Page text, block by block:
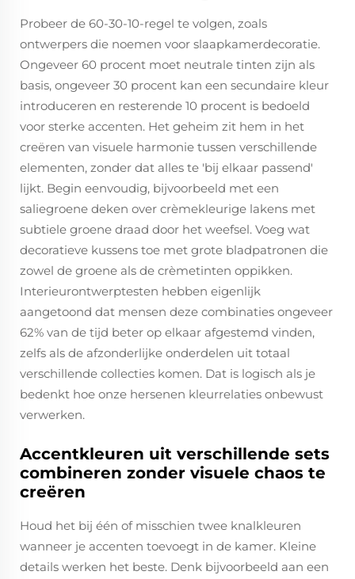
Probeer de 60-30-10-regel te volgen, zoals
ontwerpers die noemen voor slaapkamerdecoratie.
Ongeveer 60 procent moet neutrale tinten zijn als
basis, ongeveer 30 procent kan een secundaire kleur
introduceren en resterende 10 procent is bedoeld
voor sterke accenten. Het geheim zit hem in het
creëren van visuele harmonie tussen verschillende
elementen, zonder dat alles te 'bij elkaar passend'
lijkt. Begin eenvoudig, bijvoorbeeld met een
saliegroene deken over crèmekleurige lakens met
subtiele groene draad door het weefsel. Voeg wat
decoratieve kussens toe met grote bladpatronen die
zowel de groene als de crèmetinten oppikken.
Interieurontwerptesten hebben eigenlijk
aangetoond dat mensen deze combinaties ongeveer
62% van de tijd beter op elkaar afgestemd vinden,
zelfs als de afzonderlijke onderdelen uit totaal
verschillende collecties komen. Dat is logisch als je
bedenkt hoe onze hersenen kleurrelaties onbewust
verwerken.
Accentkleuren uit verschillende sets
combineren zonder visuele chaos te
creëren
Houd het bij één of misschien twee knalkleuren
wanneer je accenten toevoegt in de kamer. Kleine
details werken het beste. Denk bijvoorbeeld aan een